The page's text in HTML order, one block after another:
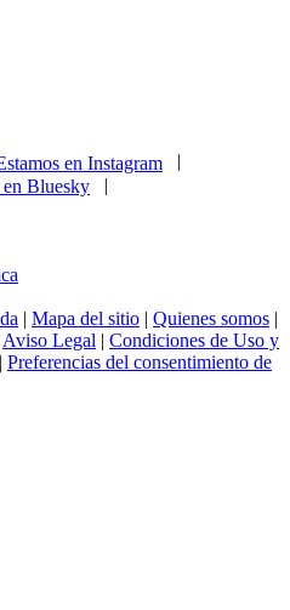
|
| Mapa del sitio | Quienes somos |
Aviso Legal | Condiciones de Uso y
| Preferencias del consentimiento de